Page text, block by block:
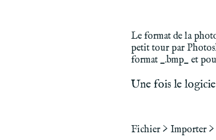
Le format de la
petit tour par
format _.bmp_ et
Une fois le
Fichier > Importer >